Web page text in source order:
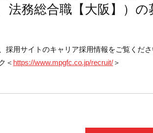
法務総合職【大阪】）の
採用サイトのキャリア採用情報をご覧くださ
＜ https://www.mpgfc.co.jp/recruit/＞